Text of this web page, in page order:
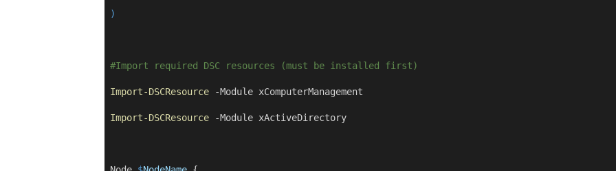
)
#Import required DSC resources (must be installed first)
Import-DSCResource -Module xComputerManagement
Import-DSCResource -Module xActiveDirectory